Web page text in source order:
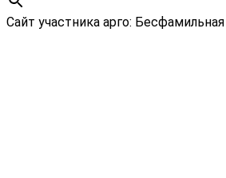
Сайт участника арго: